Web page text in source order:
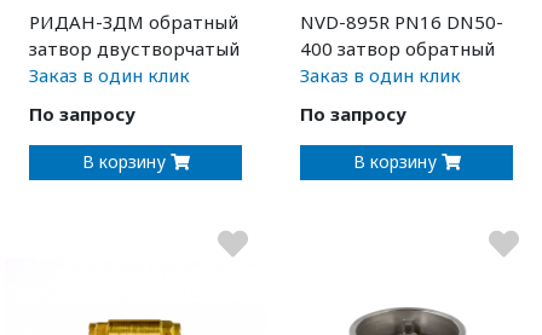
РИДАН-ЗДМ обратный
затвор двустворчатый
Заказ в один клик
По запросу
В корзину
NVD-895R PN16 DN50-
400 затвор обратный
Заказ в один клик
По запросу
В корзину